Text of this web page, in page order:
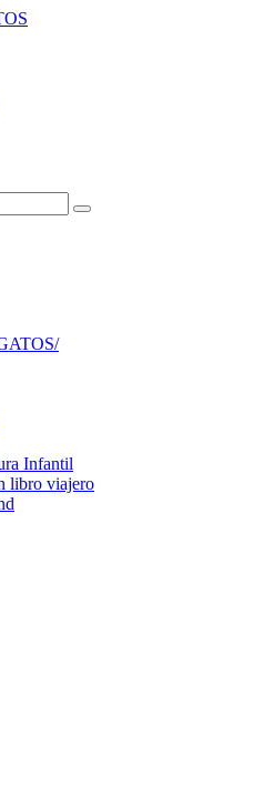
Infantil
libro viajero